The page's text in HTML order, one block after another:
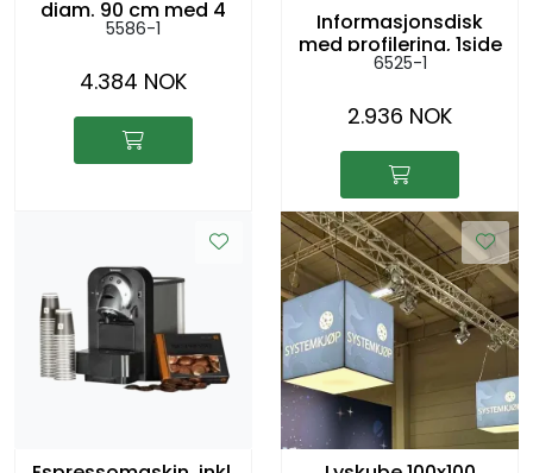
diam. 90 cm med 4
stk. 5216 lounge
5586-1
4.384 NOK
Informasjonsdisk
med profilering, 1side
102 x 52cm, h:104cm
6525-1
2.936 NOK